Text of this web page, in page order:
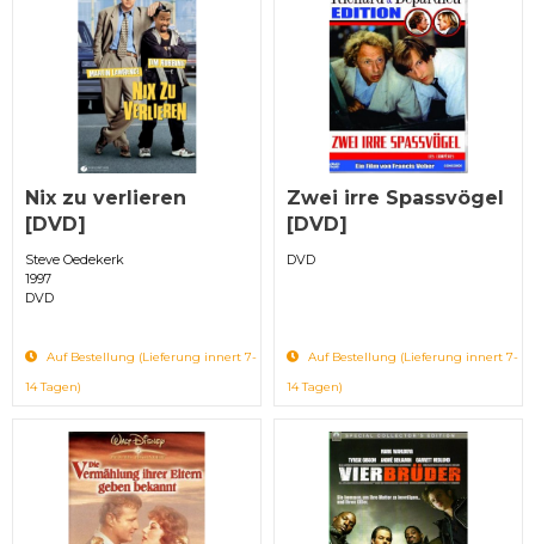
Nix zu verlieren
[DVD]
Steve Oedekerk
1997
DVD
Auf Bestellung (Lieferung innert 7-
14 Tagen)
Zwei irre Spassvögel
[DVD]
DVD
Auf Bestellung (Lieferung innert 7-
14 Tagen)